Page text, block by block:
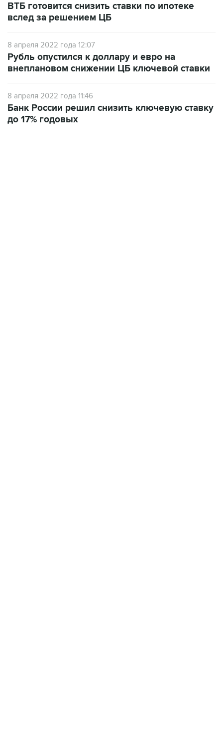
ВТБ готовится снизить ставки по ипотеке
вслед за решением ЦБ
8 апреля 2022 года 12:07
Рубль опустился к доллару и евро на
внеплановом снижении ЦБ ключевой ставки
8 апреля 2022 года 11:46
Банк России решил снизить ключевую ставку
до 17% годовых